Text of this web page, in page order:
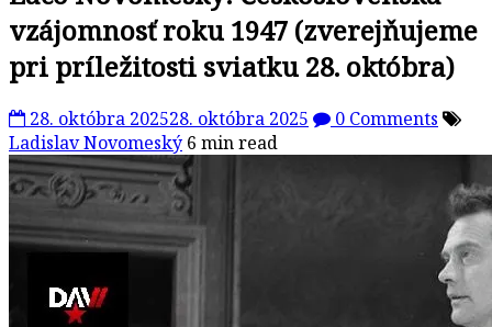
revue
vzájomnosť roku 1947 (zverejňujeme
pri príležitosti sviatku 28. októbra)
28. októbra 202528. októbra 2025
0 Comments
Ladislav Novomeský 6 min read